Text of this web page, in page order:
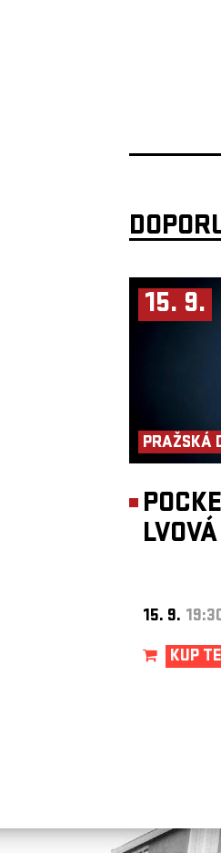
15. 9.
PRAŽSKÁ
LVOVÁ
15. 9.
KUP